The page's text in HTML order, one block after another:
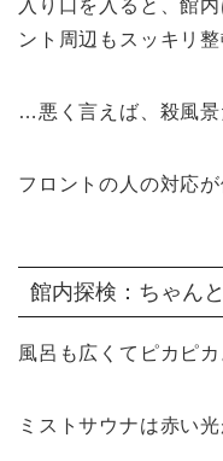
入り口を入ると、館
ント周辺もスッキリ整
…悪く言えば、殺風景
フロントの人の対応が
館内探検：ちゃん
風呂も広くてピカピカ
ミストサウナは赤い